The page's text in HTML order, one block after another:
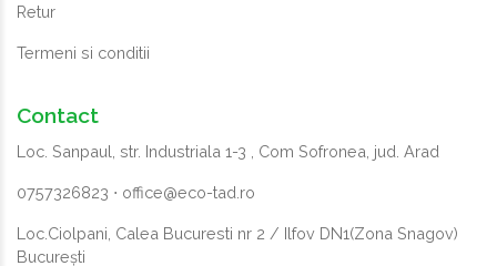
Retur
Termeni si conditii
Contact
Loc. Sanpaul, str. Industriala 1-3 , Com Sofronea, jud. Arad
0757326823 ⋅ office@eco-tad.ro
Loc.Ciolpani, Calea Bucuresti nr 2 / Ilfov DN1(Zona Snagov)
București